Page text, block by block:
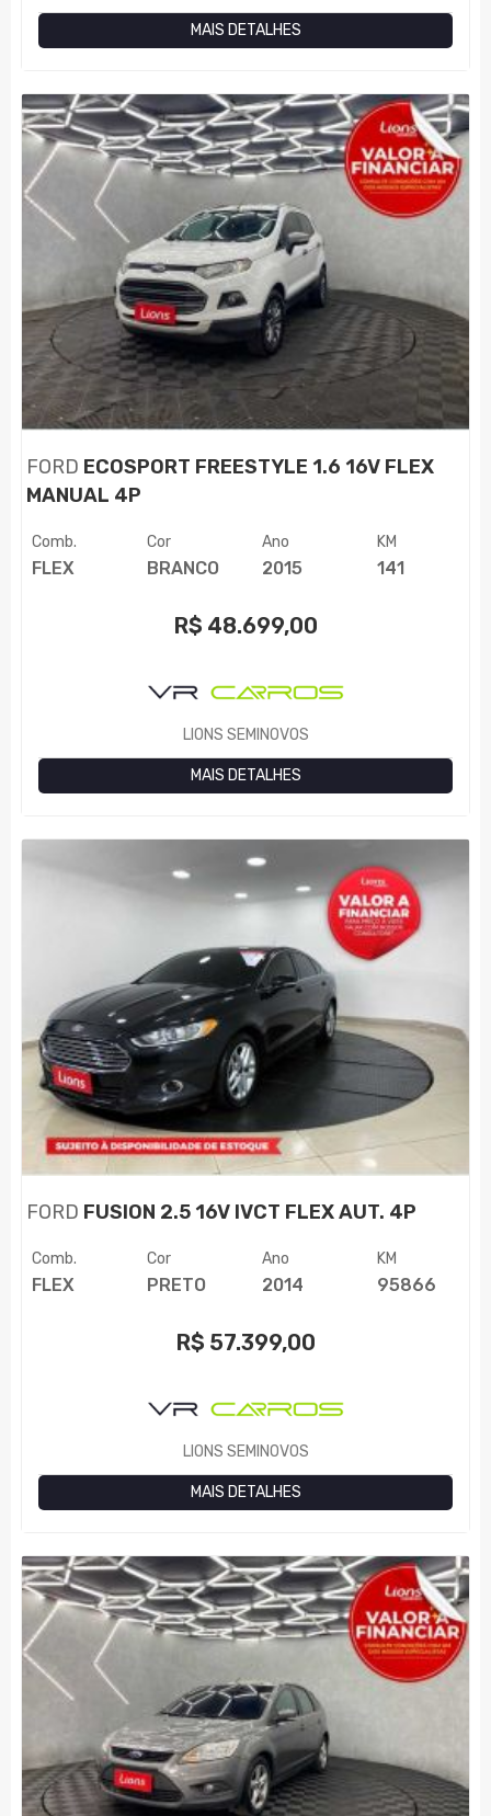
MAIS DETALHES
FORD ECOSPORT FREESTYLE 1.6 16V FLEX
MANUAL 4P
Comb.
FLEX
Cor
BRANCO
Ano
2015
KM
141
R$ 48.699,00
LIONS SEMINOVOS
MAIS DETALHES
FORD FUSION 2.5 16V IVCT FLEX AUT. 4P
Comb.
FLEX
Cor
PRETO
Ano
2014
KM
95866
R$ 57.399,00
LIONS SEMINOVOS
MAIS DETALHES